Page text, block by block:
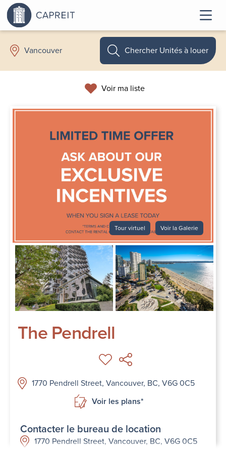
Vancouver
Voir ma liste
Chercher Unités à louer
Tour virtuel Voir la Galerie
The Pendrell
1770 Pendrell Street, Vancouver, BC, V6G 0C5
Voir les plans*
Contacter le bureau de location
1770 Pendrell Street, Vancouver, BC, V6G 0C5